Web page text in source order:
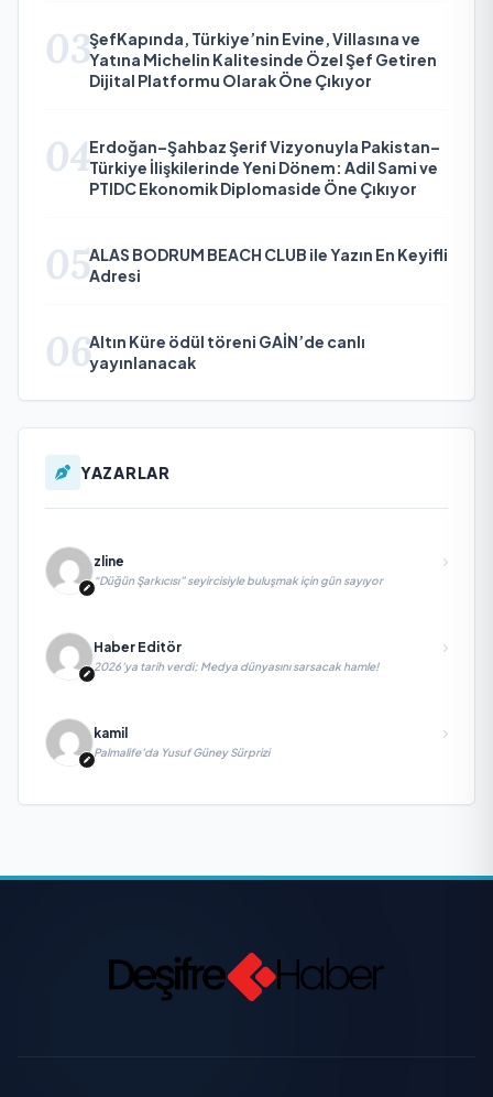
03ŞefKapında, Türkiye’nin Evine, Villasına ve
Yatına Michelin Kalitesinde Özel Şef Getiren
Dijital Platformu Olarak Öne Çıkıyor
04Erdoğan–Şahbaz Şerif Vizyonuyla Pakistan–
Türkiye İlişkilerinde Yeni Dönem: Adil Sami ve
PTIDC Ekonomik Diplomaside Öne Çıkıyor
05ALAS BODRUM BEACH CLUB ile Yazın En Keyifli
Adresi
06Altın Küre ödül töreni GAİN’de canlı
yayınlanacak
YAZARLAR
zline
“Düğün Şarkıcısı” seyircisiyle buluşmak için gün sayıyor
Haber Editör
2026’ya tarih verdi; Medya dünyasını sarsacak hamle!
kamil
Palmalife’da Yusuf Güney Sürprizi